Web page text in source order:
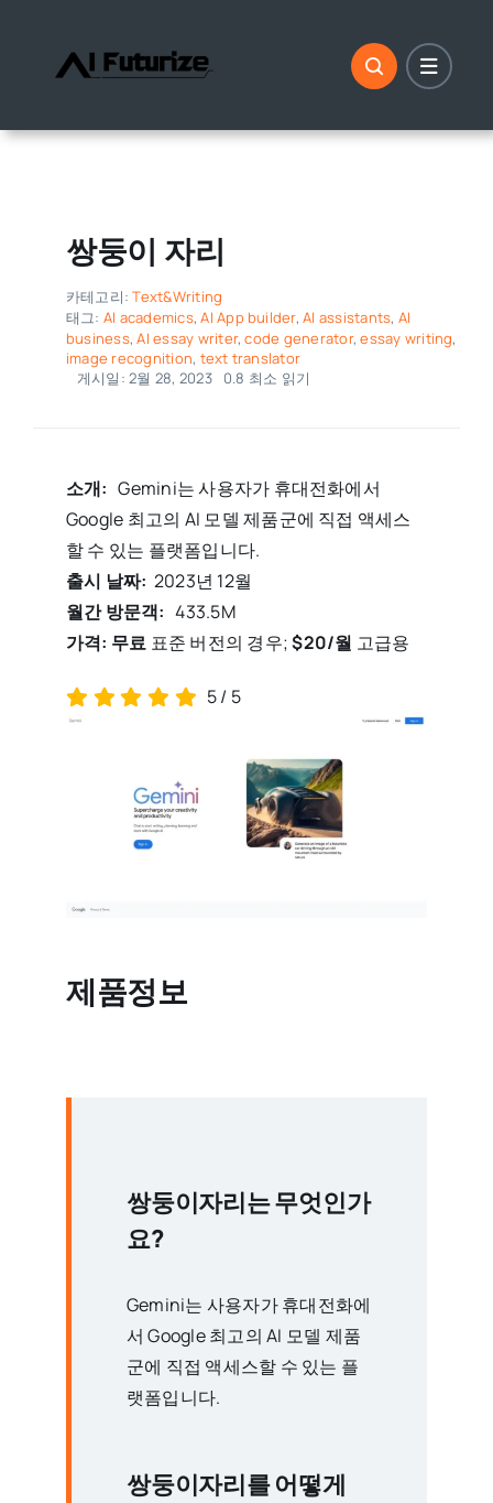
건
쌍둥이 자리
카테고리:Text&Writing
태그: AI academics,AI App builder,AI assistants, AI
business,AI essay writer,code generator,essay writing,
image recognition, text translator
게시일: 2월 28, 2023
0.8 최소 읽기
소개: Gemini는 사용자가 휴대전화에서
Google 최고의 AI 모델 제품군에 직접 액세스
할 수 있는 플랫폼입니다.
출시 날짜: 2023년 12월
월간 방문객: 433.5M
가격: 무료 표준 버전의 경우;$20/월 고급용
5/ 5
제품정보
쌍둥이자리는 무엇인가
요?
Gemini는 사용자가 휴대전화에
서 Google 최고의 AI 모델 제품
군에 직접 액세스할 수 있는 플
랫폼입니다.
쌍둥이자리를 어떻게